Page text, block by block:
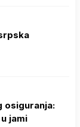
osiguranja:
jami